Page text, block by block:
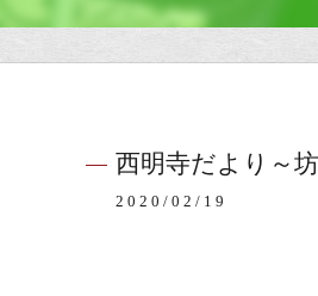
西明寺だより～
2020/02/19